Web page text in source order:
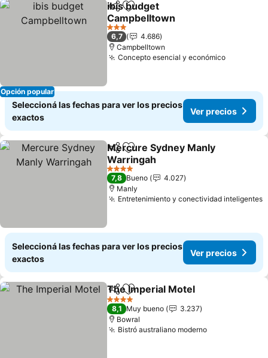
Opción popular
CompartirAñadir a favoritos
ibis budget
Campbelltown
3 Estrellas
6,7
4.686
Campbelltown
Concepto esencial y económico
Seleccioná las fechas para ver los precios
exactos
Ver precios
CompartirAñadir a favoritos
Mercure Sydney Manly
Warringah
4 Estrellas
7,8 Bueno
4.027
Manly
Entretenimiento y conectividad inteligentes
Seleccioná las fechas para ver los precios
exactos
Ver precios
Compartir
Añadir a favoritos
The Imperial Motel
4 Estrellas
8,1 Muy bueno
3.237
Bowral
Bistró australiano moderno